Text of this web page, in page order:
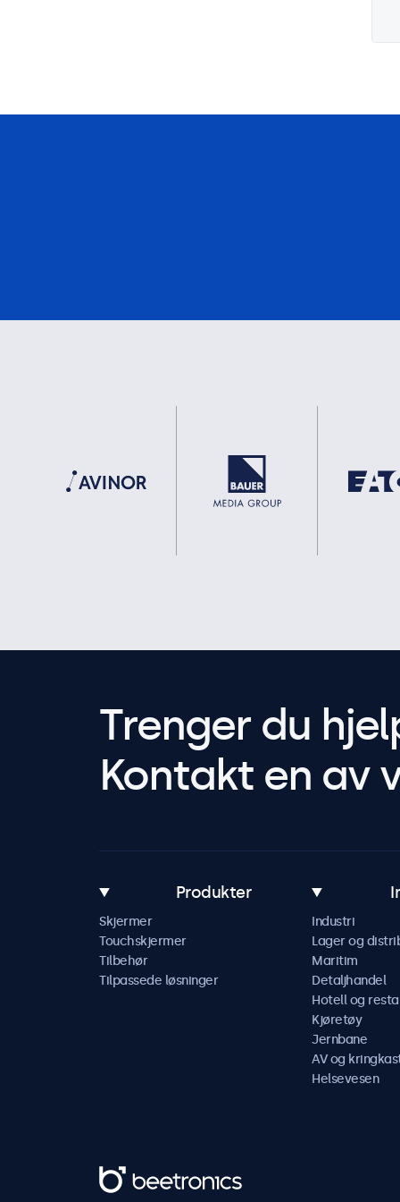
Trenger du
Kontakt en av
Produkter
Skjermer
Touchskjermer
Tilbehør
Tilpassede løsninger
Industri
Lager og
Maritim
Detaljhandel
Hotell og
Kjøretøy
Jernbane
AV og
Helsevesen
Beetronics